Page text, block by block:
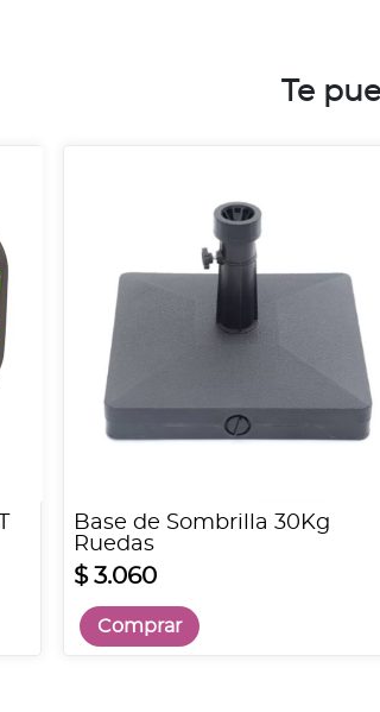
Te
Base de Sombrilla 30Kg
Ruedas
$ 3.060
Comprar